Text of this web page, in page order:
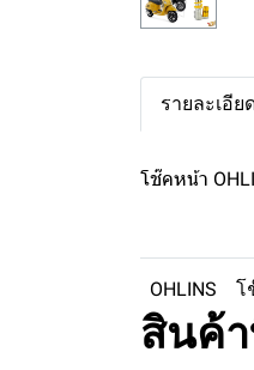
รายละเอี
โช๊คหน้า
OHLINS โ
สินค้